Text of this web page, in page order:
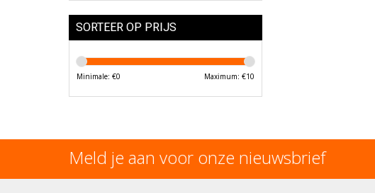
SORTEER OP PRIJS
Minimale: €0 Maximum: €10
Meld je aan voor onze nieuwsbrief